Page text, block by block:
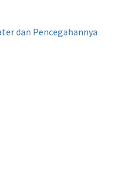
dan Pencegahannya